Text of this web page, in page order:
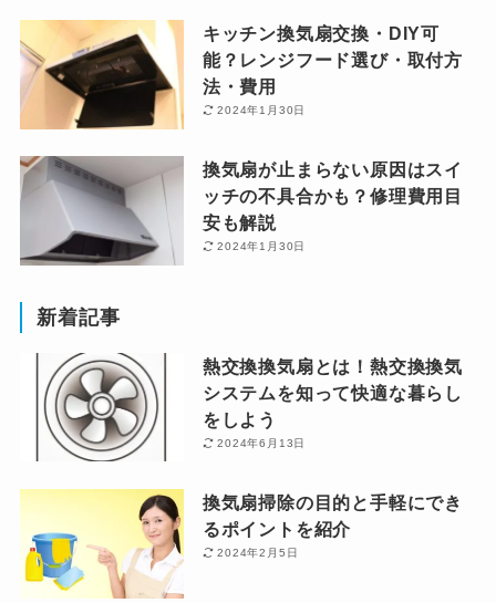
キッチン換気扇交換・DIY可
能？レンジフード選び・取付方
法・費用
2024年1月30日
換気扇が止まらない原因はスイ
ッチの不具合かも？修理費用目
安も解説
2024年1月30日
新着記事
熱交換換気扇とは！熱交換換気
システムを知って快適な暮らし
をしよう
2024年6月13日
換気扇掃除の目的と手軽にでき
るポイントを紹介
2024年2月5日